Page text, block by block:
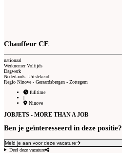
Chauffeur CE
nationaal
Werknemer Voltijds
Dagwerk
Nederlands: Uitstekend
Regio Ninove - Geraardsbergen - Zottegem
fulltime
|
Ninove
JOBJETS - MORE THAN A JOB
Ben je geïnteresseerd in deze positie?
Meld je aan voor deze vacature
Deel deze vacature